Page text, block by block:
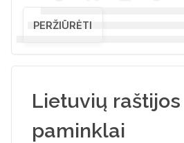
PERŽIŪRĖTI
Lietuvių raštijos
paminklai